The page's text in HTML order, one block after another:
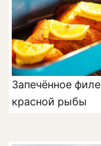
Запечённое филе
красной рыбы